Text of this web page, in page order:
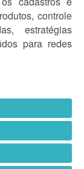
controle
estratégias
para redes